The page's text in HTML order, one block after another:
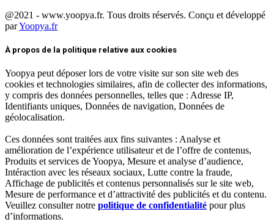
@2021 - www.yoopya.fr. Tous droits réservés. Conçu et développé
parYoopya.fr
À propos de la politique relative aux cookies
Yoopya peut déposer lors de votre visite sur son site web des
cookies et technologies similaires, afin de collecter des informations,
y compris des données personnelles, telles que : Adresse IP,
Identifiants uniques, Données de navigation, Données de
géolocalisation.
Ces données sont traitées aux fins suivantes : Analyse et
amélioration de l’expérience utilisateur et de l’offre de contenus,
Produits et services de Yoopya, Mesure et analyse d’audience,
Intéraction avec les réseaux sociaux, Lutte contre la fraude,
Affichage de publicités et contenus personnalisés sur le site web,
Mesure de performance et d’attractivité des publicités et du contenu.
Veuillez consulter notre politique de confidentialité pour plus
d’informations.